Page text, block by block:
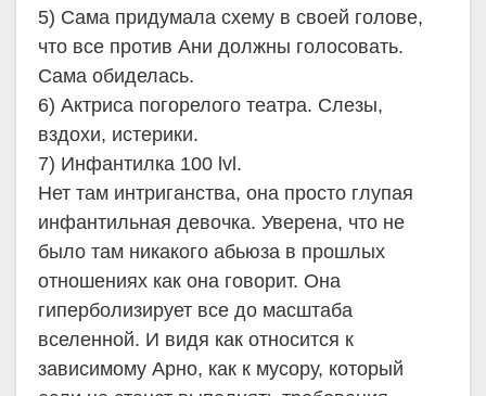
5) Сама придумала схему в своей голове,
что все против Ани должны голосовать.
Сама обиделась.
6) Актриса погорелого театра. Слезы,
вздохи, истерики.
7) Инфантилка 100 lvl.
Нет там интриганства, она просто глупая
инфантильная девочка. Уверена, что не
было там никакого абьюза в прошлых
отношениях как она говорит. Она
гиперболизирует все до масштаба
вселенной. И видя как относится к
зависимому Арно, как к мусору, который